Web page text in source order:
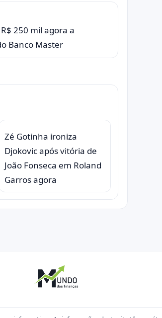
250 mil agora a
Banco Master
Zé Gotinha ironiza
Djokovic após vitória de
João Fonseca em Roland
Garros agora